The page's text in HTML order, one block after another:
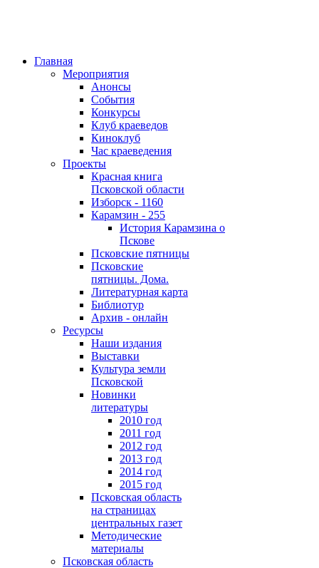
Главная
Мероприятия
Анонсы
События
Конкурсы
Клуб краеведов
Киноклуб
Час краеведения
Проекты
Красная книга
Псковской области
Изборск - 1160
Карамзин - 255
История Карамзина о
Пскове
Псковские пятницы
Псковские
пятницы. Дома.
Литературная карта
Библиотур
Архив - онлайн
Ресурсы
Наши издания
Выставки
Культура земли
Псковской
Новинки
литературы
2010 год
2011 год
2012 год
2013 год
2014 год
2015 год
Псковская область
на страницах
центральных газет
Методические
материалы
Псковская область